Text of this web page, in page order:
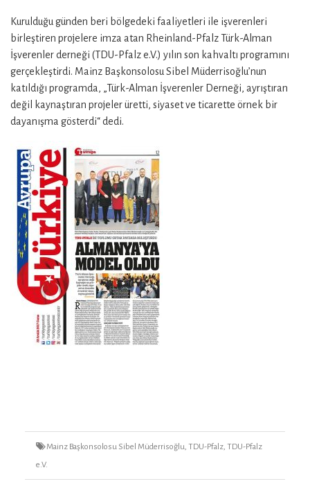
Kurulduğu günden beri bölgedeki faaliyetleri ile işverenleri
birleştiren projelere imza atan Rheinland-Pfalz Türk-Alman
İşverenler derneği (TDU-Pfalz e.V.) yılın son kahvaltı programını
gerçekleştirdi. Mainz Başkonsolosu Sibel Müderrisoğlu’nun
katıldığı programda, „Türk-Alman İşverenler Derneği, ayrıştıran
değil kaynaştıran projeler üretti, siyaset ve ticarette örnek bir
dayanışma gösterdi“ dedi.
TagsMainz Başkonsolosu Sibel Müderrisoğlu,TDU-Pfalz,TDU-Pfalz
e.V.